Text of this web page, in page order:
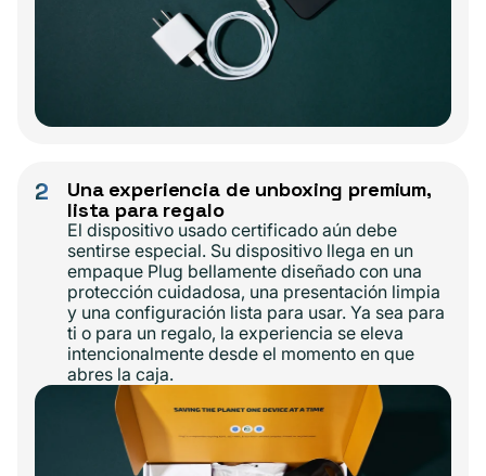
2
Una experiencia de unboxing premium,
lista para regalo
El dispositivo usado certificado aún debe
sentirse especial. Su dispositivo llega en un
empaque Plug bellamente diseñado con una
protección cuidadosa, una presentación limpia
y una configuración lista para usar. Ya sea para
ti o para un regalo, la experiencia se eleva
intencionalmente desde el momento en que
abres la caja.